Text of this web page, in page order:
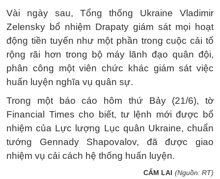
Vài ngày sau, Tổng thống Ukraine Vladimir
Zelensky bổ nhiệm Drapaty giám sát mọi hoạt
động tiền tuyến như một phần trong cuộc cải tổ
rộng rãi hơn trong bộ máy lãnh đạo quân đội,
phân công một viên chức khác giám sát việc
huấn luyện nghĩa vụ quân sự.
Trong một báo cáo hôm thứ Bảy (21/6), tờ
Financial Times cho biết, tư lệnh mới được bổ
nhiệm của Lực lượng Lục quân Ukraine, chuẩn
tướng Gennady Shapovalov, đã được giao
nhiệm vụ cải cách hệ thống huấn luyện.
CẨM LAI (Nguồn: RT)